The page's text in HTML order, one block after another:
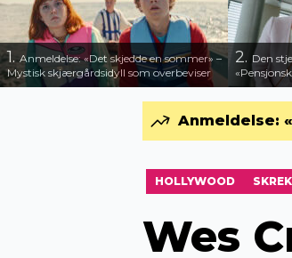
1.Anmeldelse: «Det skjedde en sommer» –
Mystisk skjærgårdsidyll som overbeviser
2. Den
Anmeldelse:
HOLLYWOOD
Wes